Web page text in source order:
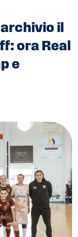
archivio il
ora Real
e